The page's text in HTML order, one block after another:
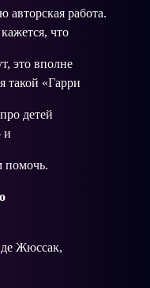
работа.
что
это вполне
такой «Гарри
детей
и
помочь.
Жюссак,